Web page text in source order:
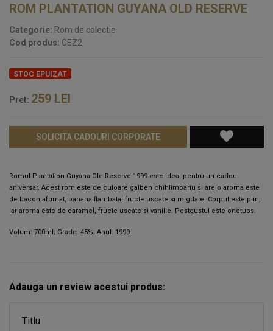
ROM PLANTATION GUYANA OLD RESERVE
Categorie: Rom de colectie
Cod produs: CEZ2
STOC EPUIZAT
Pret: 259 LEI
SOLICITA CADOURI CORPORATE
Romul Plantation Guyana Old Reserve 1999 este ideal pentru un cadou
aniversar. Acest rom este de culoare galben chihlimbariu si are o aroma este
de bacon afumat, banana flambata, fructe uscate si migdale. Corpul este plin,
iar aroma este de caramel, fructe uscate si vanilie. Postgustul este onctuos.
Volum: 700ml; Grade: 45%; Anul: 1999
Adauga un review acestui produs:
Titlu